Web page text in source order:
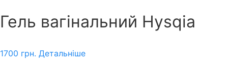
Гель вагінальний Hysqia
1700 грн. Детальніше